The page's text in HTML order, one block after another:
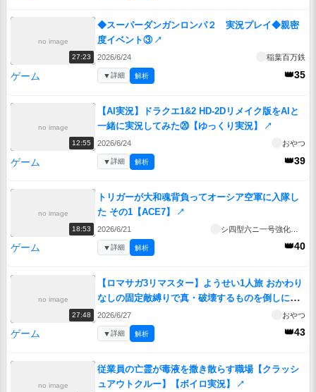
no image
27:23
◆スーパーダンガンロンパ２ 実況プレイ◆親密
度イベント③ ↗
2026/6/24 稲葉百万鉄
ゲーム 👑35
▼詳細 解析
no image
12:55
【AI実況】ドラクエ1&2 HD-2Dリメイク版をAIと
一緒に実況してみた⑳【ゆっくり実況】
↗
2026/6/24 おやつ
ゲーム 👑39
▼詳細 解析
no image
18:53
トリガーが大和魂背負ってオーシア空軍に入隊し
た その1【ACE7】
↗
2026/6/21
ゲーム 👑40
▼詳細 解析
no image
27:48
【ロマサガ3リマスター】ようせい1人旅 おかわり
なしの固定敵縛りで真・破壊するものを倒しに行
く part12
2026/6/27 おやつ
ゲーム 👑43
▼詳細 解析
no image
従業員の亡霊が毒液を撒き散らす職場【クラッシ
ュアウトクルー】【ボイロ実況】
↗